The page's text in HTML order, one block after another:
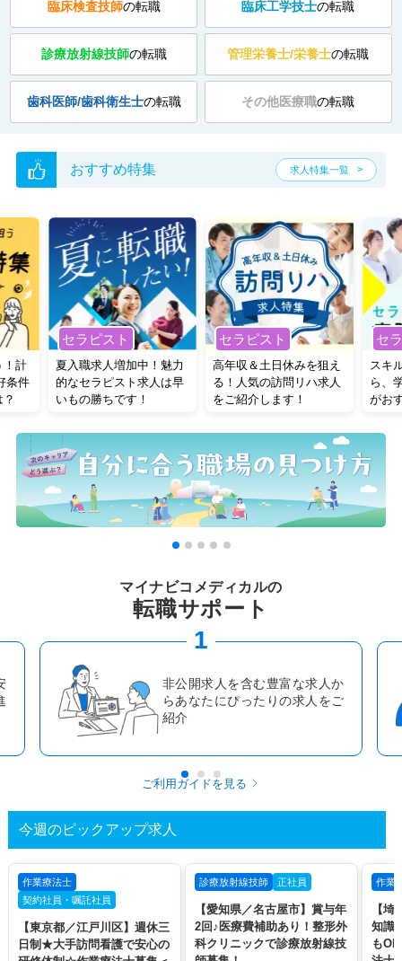
臨床検査技師の転職 臨床工学技士の転職
診療放射線技師の転職 管理栄養士/栄養士の転職
歯科医師/歯科衛生士の転職 その他医療職の転職
おすすめ特集 求人特集一覧
！計
条件
セラピスト
夏入職求人増加中！魅力
的なセラピスト求人は早
いもの勝ちです！
セラピスト
高年収＆土日休みを狙え
る！人気の訪問リハ求人
をご紹介します！
セ
スキ
ら、
がお
マイナビコメディカルの
転職サポート
2
「転職のプロ」による書類添
削・面接対策で決定力を高める
ことができます
ご利用ガイドを見る
今週のピックアップ求人
作業療法士
契約社員・嘱託社員
【東京都／江戸川区】週休三
日制★大手訪問看護で安心の
診療放射線技師 正社員
【愛知県／名古屋市】賞与年
2回♪医療費補助あり！整形外
科クリニックで診療放射線技
作業
【
知識
も